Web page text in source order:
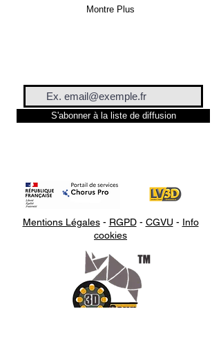
Montre Plus
S'abonner à la liste de diffusion
Mentions Légales- RGPD- CGVU - Info
cookies